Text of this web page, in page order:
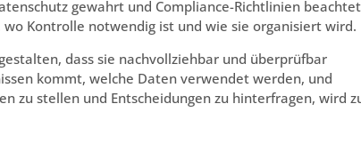
gewahrt und Compliance-Richtlinien beachtet
Kontrolle notwendig ist und wie sie organisiert wird.
dass sie nachvollziehbar und überprüfbar
kommt, welche Daten verwendet werden, und
zu stellen und Entscheidungen zu hinterfragen, wird